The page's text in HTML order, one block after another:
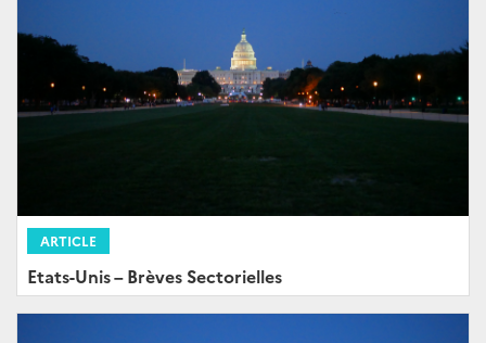
ARTICLE
Etats-Unis – Brèves Sectorielles